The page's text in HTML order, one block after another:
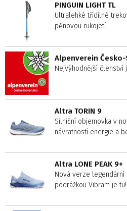
PINGUIN LIGHT TL
Ultralehké třídílné
pěnovou rukojetí.
Alpenverein
Nejvýhodnější
Altra TORIN 9
Silniční objemovka v
návratností energie a
Altra LONE PEAK 9+
Nová verze
podrážkou Vibram je tu!